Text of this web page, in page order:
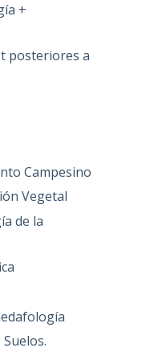
+
posteriores a
Campesino
Vegetal
de la